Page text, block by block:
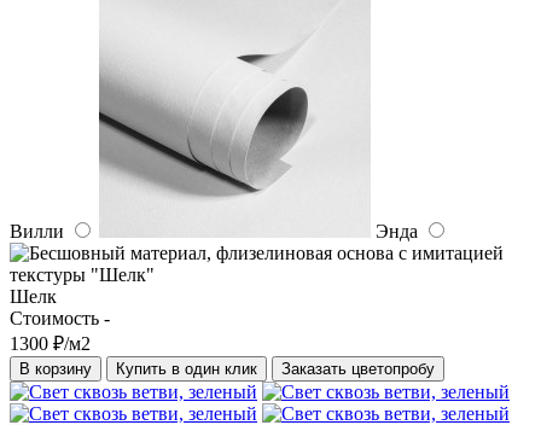
Вилли Энда
Шелк
Стоимость -
1300 ₽/м2
В корзину Купить в один клик Заказать цветопробу